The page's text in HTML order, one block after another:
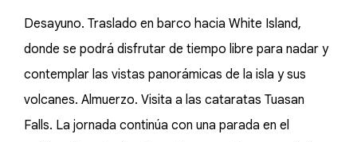
Desayuno. Traslado en barco hacia White Island,
donde se podrá disfrutar de tiempo libre para nadar y
contemplar las vistas panorámicas de la isla y sus
volcanes. Almuerzo. Visita a las cataratas Tuasan
Falls. La jornada continúa con una parada en el